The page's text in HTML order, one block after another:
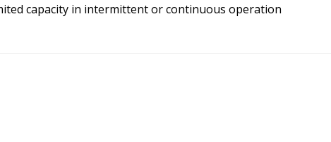
capacity in intermittent or continuous operation